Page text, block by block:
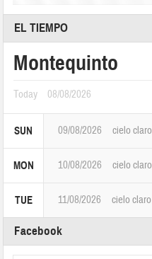
EL TIEMPO
Montequinto
Today 08/08/2026
SUN 09/08/2026 cielo claro
MON 10/08/2026 cielo claro
TUE 11/08/2026 cielo claro
Facebook